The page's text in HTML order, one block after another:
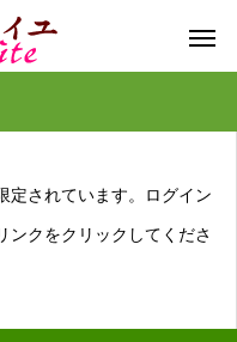
定されています。ログイン
ンクをクリックしてくださ